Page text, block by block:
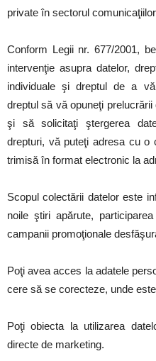
private în sectorul
Conform Legii nr. 677/2001,
intervenţie asupra datelor,
individuale şi dreptul de a
dreptul să vă opuneţi
şi să solicitaţi ştergerea
drepturi, vă puteţi adresa cu o
trimisă în format electronic la
Scopul colectării datelor este
noile ştiri apărute,
campanii promoţionale
Poţi avea acces la adatele
cere să se corecteze, unde
Poţi obiecta la utilizarea
directe de marketing.